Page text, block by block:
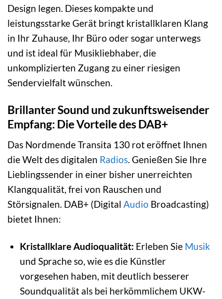
Design legen. Dieses kompakte und
leistungsstarke Gerät bringt kristallklaren Klang
in Ihr Zuhause, Ihr Büro oder sogar unterwegs
und ist ideal für Musikliebhaber, die
unkomplizierten Zugang zu einer riesigen
Sendervielfalt wünschen.
Brillanter Sound und zukunftsweisender
Empfang: Die Vorteile des DAB+
Das Nordmende Transita 130 rot eröffnet Ihnen
die Welt des digitalen Radios. Genießen Sie Ihre
Lieblingssender in einer bisher unerreichten
Klangqualität, frei von Rauschen und
Störsignalen. DAB+ (Digital Audio Broadcasting)
bietet Ihnen:
Kristallklare Audioqualität: Erleben Sie Musik
und Sprache so, wie es die Künstler
vorgesehen haben, mit deutlich besserer
Soundqualität als bei herkömmlichem UKW-